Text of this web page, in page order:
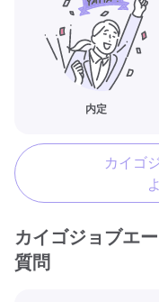
内定
カイゴ
カイゴジョブエ
質問